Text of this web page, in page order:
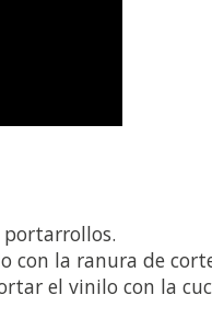
con la ranura de
el vinilo con la